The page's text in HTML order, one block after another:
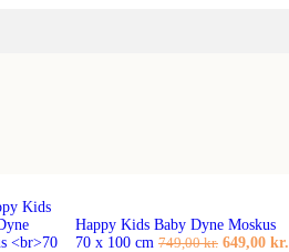
Happy Kids Baby Dyne Moskus
70 x 100 cm 749,00kr. Den
649,00 kr.